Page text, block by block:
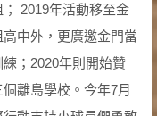
2019年活動移至金
中外，更廣邀金門當
；2020年則開始贊
離島學校。今年7月